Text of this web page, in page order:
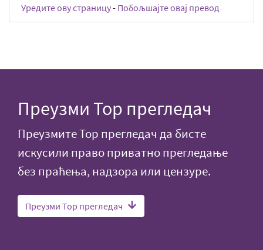
Уредите ову страницу- Побољшајте овај превод
Преузми Тор прегледач
Преузмите Тор прегледач да бисте
искусили право приватно прегледање
без праћења, надзора или цензуре.
Преузми Тор прегледач